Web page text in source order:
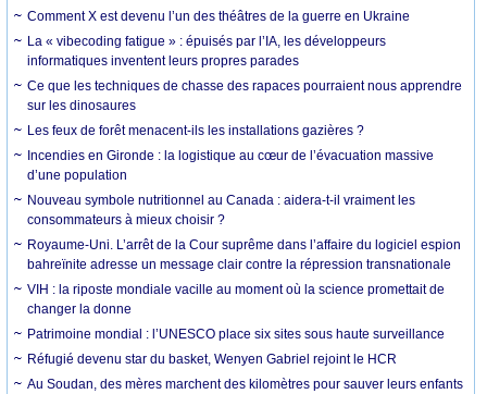
Comment X est devenu l’un des théâtres de la guerre en Ukraine
La « vibecoding fatigue » : épuisés par l’IA, les développeurs
informatiques inventent leurs propres parades
Ce que les techniques de chasse des rapaces pourraient nous apprendre
sur les dinosaures
Les feux de forêt menacent-ils les installations gazières ?
Incendies en Gironde : la logistique au cœur de l’évacuation massive
d’une population
Nouveau symbole nutritionnel au Canada : aidera-t-il vraiment les
consommateurs à mieux choisir ?
Royaume-Uni. L’arrêt de la Cour suprême dans l’affaire du logiciel espion
bahreïnite adresse un message clair contre la répression transnationale
VIH : la riposte mondiale vacille au moment où la science promettait de
changer la donne
Patrimoine mondial : l’UNESCO place six sites sous haute surveillance
Réfugié devenu star du basket, Wenyen Gabriel rejoint le HCR
Au Soudan, des mères marchent des kilomètres pour sauver leurs enfants